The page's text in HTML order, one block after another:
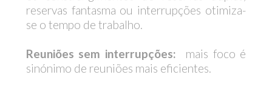
reservas fantasma ou interrupções otimiza-
se o tempo de trabalho.
Reuniões sem interrupções: mais foco é
sinónimo de reuniões mais eficientes.